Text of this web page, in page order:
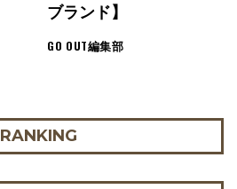
ブランド】
GO OUT編集部
RANKING